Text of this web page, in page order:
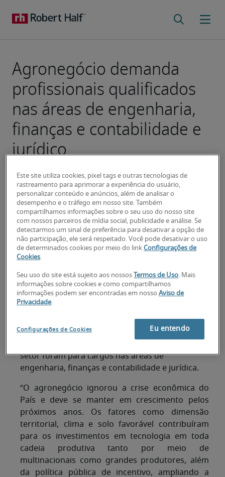
Agronegócio demanda
profissionais qualificados
nas áreas de engenharia,
finanças e contabilidade e
jurídico
São Paulo, fevereiro de 2018 –Responsável por
23,5% do Produto Interno Bruto (PIB) do Brasil
em 2017, o agronegócio se destacou na
contratação de profissionais qualificados
(profissionais com 25 anos ou mais e com
formação superior). De acordo com a 10ª edição
Guia Salarial da Robert Half(link do estudo:
https://www.roberthalf.com.br/downloads/guia-
setor foram para cargos nas áreas de
engenharia, finanças e contabilidade e jurídica.
“O agronegócio ignorou a crise econômica do
País e deve se manter em crescimento pelos
próximos anos. Os fatores como dimensão
territorial, clima e solo favorável contribuíram
para os investimentos em tecnologia em toda
cadeia produtiva tanto por meio de
multinacionais como grandes produtores, além
da política pública de incentivo, ampliando a
Este site utiliza cookies, pixel tags e outras tecnologias de
rastreamento para aprimorar a experiência do usuário,
personalizar conteúdo e anúncios, além de analisar o
desempenho e o tráfego em nosso site. Também
compartilhamos informações sobre o seu uso do nosso site
com nossos parceiros de mídia social, publicidade e análise. Se
detectarmos um sinal de preferência para desativar a opção de
não participação, ele será respeitado. Você pode desativar o uso
de determinados cookies por meio do linkConfigurações de
Cookies.
Seu uso do site está sujeito aos nossos Termos de Uso. Mais
informações sobre cookies e como compartilhamos
informações podem ser encontradas em nossoAviso de
Privacidade.
Configurações de Cookies Eu entendo